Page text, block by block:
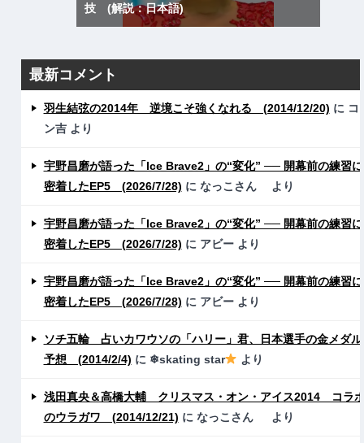
技 (解説：日本語)
最新コメント
羽生結弦の2014年 逆境こそ強くなれる (2014/12/20) に コ
ン吉より
宇野昌磨が語った「Ice Brave2」の“変化” ── 開幕前の練習に
密着したEP5 (2026/7/28) に なっこさん より
宇野昌磨が語った「Ice Brave2」の“変化” ── 開幕前の練習に
密着したEP5 (2026/7/28) に アビーより
宇野昌磨が語った「Ice Brave2」の“変化” ── 開幕前の練習に
密着したEP5 (2026/7/28) に アビーより
ソチ五輪 占いカワウソの「ハリー」君、日本選手の金メダル
予想 (2014/2/4) に ❄skating star より
浅田真央＆高橋大輔 クリスマス・オン・アイス2014 コラ
のウラガワ (2014/12/21) に なっこさん より